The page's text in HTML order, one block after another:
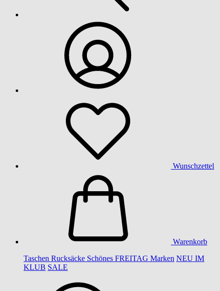
Wunschzettel
Warenkorb
Taschen Rucksäcke Schönes FREITAG Marken NEU IM
KLUB SALE